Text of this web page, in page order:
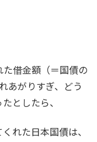
借金額（＝国債の
あがりすぎ、どう
としたら、
れた日本国債は、